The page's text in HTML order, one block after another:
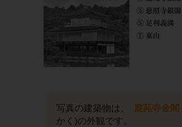
写真の建築物は、 鹿苑寺金閣
かく)の外観です。